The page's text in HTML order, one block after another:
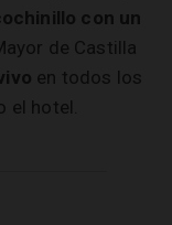
con un
de Castilla
en todos los
el hotel.